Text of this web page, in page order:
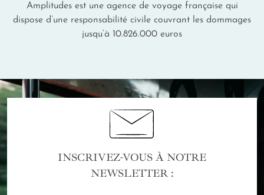
Amplitudes est une agence de voyage française qui
dispose d’une responsabilité civile couvrant les dommages
jusqu’à 10.826.000 euros
INSCRIVEZ-VOUS À NOTRE
NEWSLETTER :